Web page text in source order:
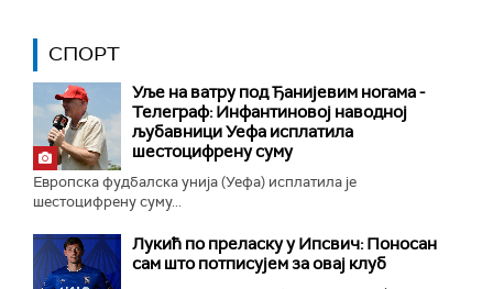
СПОРТ
Уље на ватру под Ђанијевим ногама -
Телеграф: Инфантиновој наводној
љубавници Уефа исплатила
шестоцифрену суму
Европска фудбалска унија (Уефа) исплатила је
шестоцифрену суму...
Лукић по преласку у Ипсвич: Поносан
сам што потписујем за овај клуб